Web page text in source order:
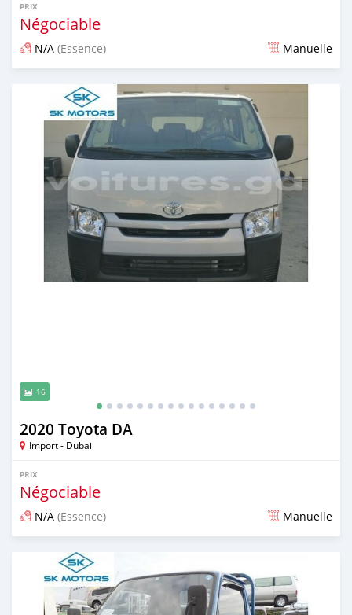
PRIX
Négociable
N/A (Essence) Manuelle
Publié il y a presque 6 ans
16
2020 Toyota DA
Import - Dubai
PRIX
Négociable
N/A (Essence) Manuelle
Publié il y a presque 6 ans